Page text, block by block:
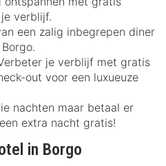
verblijf.
een zalig inbegrepen diner
je verblijf met gratis
out voor een luxueuze
nachten maar betaal er
extra nacht gratis!
in Borgo